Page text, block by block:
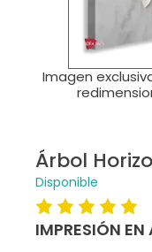
Imagen
Árbol
Disponible
IMPRESIÓN